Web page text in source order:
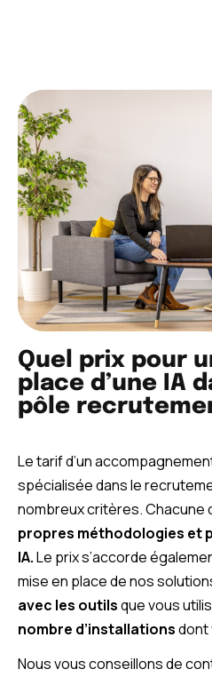
Quel prix pour
place d’une IA
pôle
Le tarif d’un
spécialisée dans le
nombreux critères. Chacune
propres méthodologies et
IA.Le prix s’accorde
mise en place de nos
avec les outilsque vous
nombre d’installationsdont
Nous vous conseillons de